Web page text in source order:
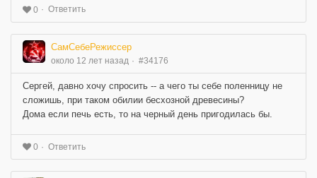
0 Ответить
СамСебеРежиссер
около 12 лет назад #34176
Сергей, давно хочу спросить -- а чего ты себе поленницу не
сложишь, при таком обилии бесхозной древесины?
Дома если печь есть, то на черный день пригодилась бы.
0 Ответить